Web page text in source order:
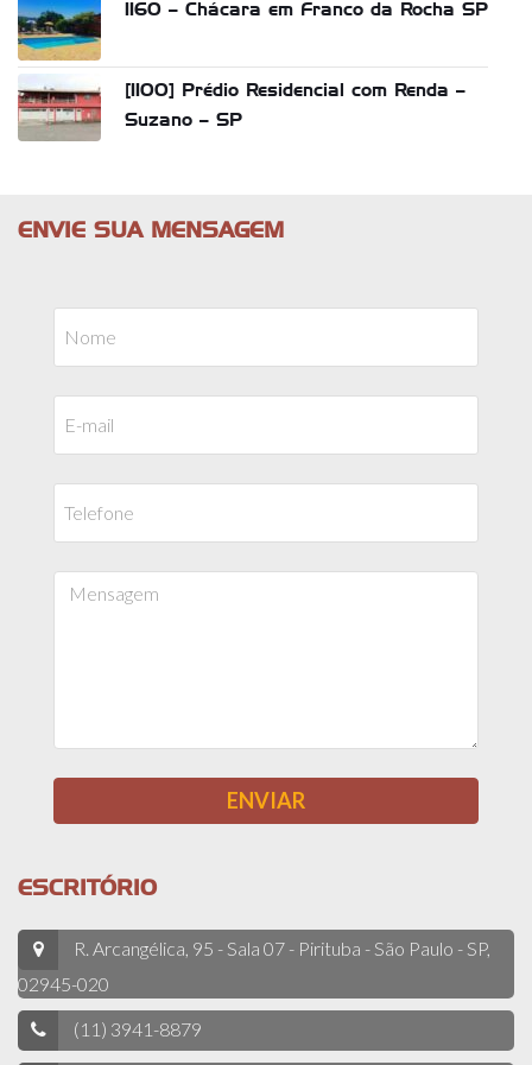
1160 – Chácara em Franco da Rocha SP
[1100] Prédio Residencial com Renda –
Suzano – SP
ENVIE SUA MENSAGEM
ESCRITÓRIO
R. Arcangélica, 95 - Sala 07 - Pirituba - São Paulo - SP,
02945-020
(11) 3941-8879